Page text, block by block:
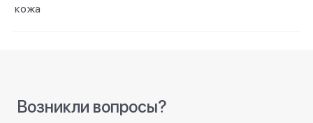
кожа
Возникли вопросы?